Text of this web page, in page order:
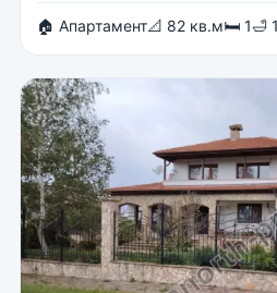
🏠 Апартамент📐 82 кв.м🛏 1🛁 1